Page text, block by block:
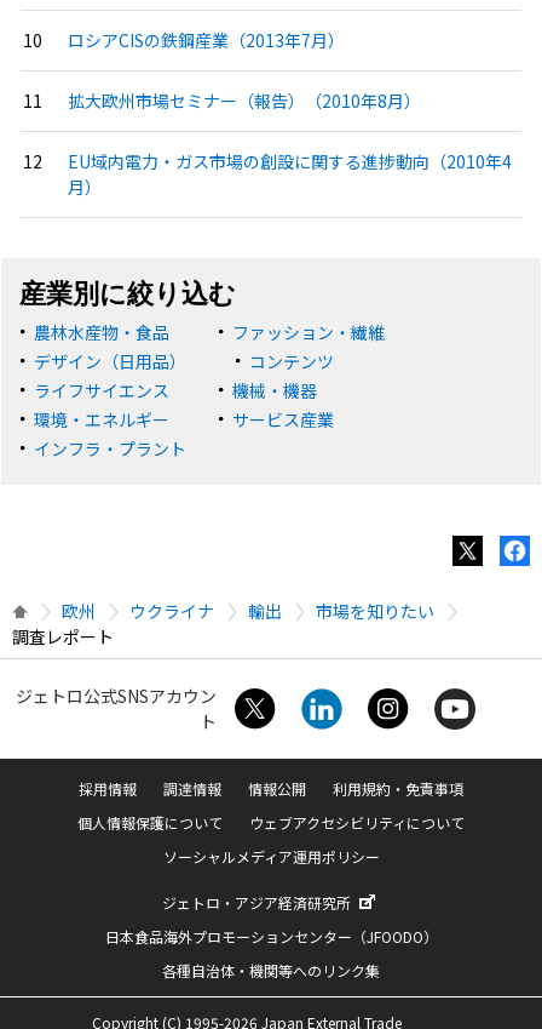
ロシアCISの鉄鋼産業（2013年7月）
拡大欧州市場セミナー（報告）（2010年8月）
EU域内電力・ガス市場の創設に関する進捗動向（2010年4
月）
産業別に絞り込む
農林水産物・食品
ファッション・繊維
デザイン（日用品）
コンテンツ
ライフサイエンス
機械・機器
環境・エネルギー
サービス産業
インフラ・プラント
欧州 ウクライナ 輸出
市場を知りたい
調査レポート
ジェトロ公式SNSアカウン
ト
採用情報 調達情報 情報公開
利用規約・免責事項
個人情報保護について
ウェブアクセシビリティについて
ソーシャルメディア運用ポリシー
ジェトロ・アジア経済研究所
日本食品海外プロモーションセンター（JFOODO）
各種自治体・機関等へのリンク集
Copyright (C) 1995-2026 Japan External Trade